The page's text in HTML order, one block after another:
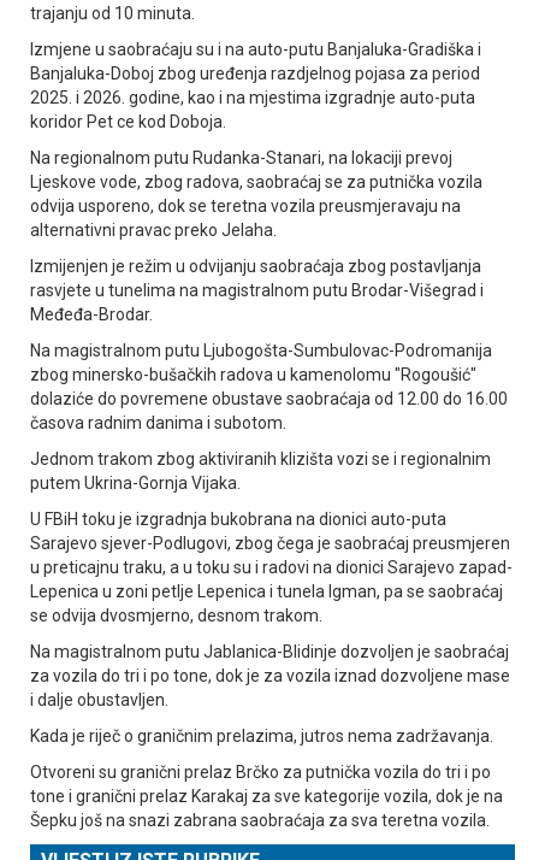
trajanju od 10 minuta.
Izmjene u saobraćaju su i na auto-putu Banjaluka-Gradiška i
Banjaluka-Doboj zbog uređenja razdjelnog pojasa za period
2025. i 2026. godine, kao i na mjestima izgradnje auto-puta
koridor Pet ce kod Doboja.
Na regionalnom putu Rudanka-Stanari, na lokaciji prevoj
Ljeskove vode, zbog radova, saobraćaj se za putnička vozila
odvija usporeno, dok se teretna vozila preusmjeravaju na
alternativni pravac preko Јelaha.
Izmijenjen je režim u odvijanju saobraćaja zbog postavljanja
rasvjete u tunelima na magistralnom putu Brodar-Višegrad i
Međeđa-Brodar.
Na magistralnom putu Ljubogošta-Sumbulovac-Podromanija
zbog minersko-bušačkih radova u kamenolomu "Rogoušić"
dolaziće do povremene obustave saobraćaja od 12.00 do 16.00
časova radnim danima i subotom.
Јednom trakom zbog aktiviranih klizišta vozi se i regionalnim
putem Ukrina-Gornja Vijaka.
U FBiH toku je izgradnja bukobrana na dionici auto-puta
Sarajevo sjever-Podlugovi, zbog čega je saobraćaj preusmjeren
u preticajnu traku, a u toku su i radovi na dionici Sarajevo zapad-
Lepenica u zoni petlje Lepenica i tunela Igman, pa se saobraćaj
se odvija dvosmjerno, desnom trakom.
Na magistralnom putu Јablanica-Blidinje dozvoljen je saobraćaj
za vozila do tri i po tone, dok je za vozila iznad dozvoljene mase
i dalje obustavljen.
Kada je riječ o graničnim prelazima, jutros nema zadržavanja.
Otvoreni su granični prelaz Brčko za putnička vozila do tri i po
tone i granični prelaz Karakaj za sve kategorije vozila, dok je na
Šepku još na snazi zabrana saobraćaja za sva teretna vozila.